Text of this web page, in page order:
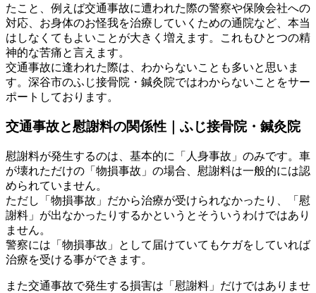
たこと、例えば交通事故に遭われた際の警察や保険会社への
対応、お身体のお怪我を治療していくための通院など、本当
はしなくてもよいことが大きく増えます。これもひとつの精
神的な苦痛と言えます。
交通事故に逢われた際は、わからないことも多いと思いま
す。深谷市のふじ接骨院・鍼灸院ではわからないことをサー
ポートしております。
交通事故と慰謝料の関係性｜ふじ接骨院・鍼灸院
慰謝料が発生するのは、基本的に「人身事故」のみです。車
が壊れただけの「物損事故」の場合、慰謝料は一般的には認
められていません。
ただし「物損事故」だから治療が受けられなかったり、「慰
謝料」が出なかったりするかというとそういうわけではあり
ません。
警察には「物損事故」として届けていてもケガをしていれば
治療を受ける事ができます。
また交通事故で発生する損害は「慰謝料」だけではありませ